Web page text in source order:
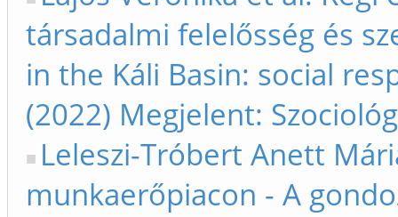
társadalmi felelősség és
in the Káli Basin: social
(2022) Megjelent:
Leleszi-Tróbert Anett
munkaerőpiacon - A